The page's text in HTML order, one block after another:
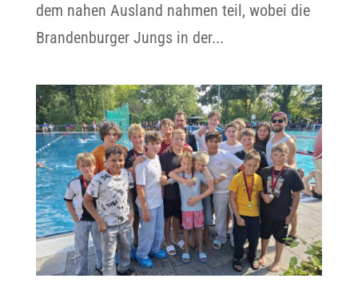
dem nahen Ausland nahmen teil, wobei die
Brandenburger Jungs in der...